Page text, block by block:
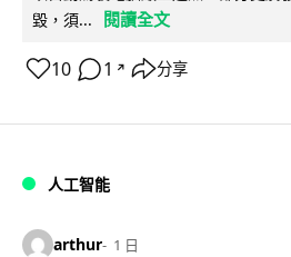
毀，須...
閱讀全文
10 1 ↗ 分享
人工智能
arthur 1 日